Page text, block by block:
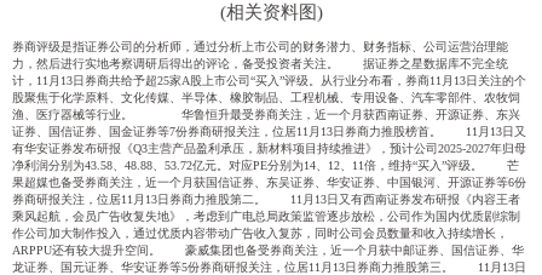
(相关资料图)
券商评级是指证券公司的分析师，通过分析上市公司的财务潜力、财务指标、公司运营治理能
力，然后进行实地考察调研后得出的评论，备受投资者关注。 据证券之星数据库不完全统
计，11月13日券商共给予超25家A股上市公司“买入”评级。从行业分布看，券商11月13日关注的个
股聚焦于化学原料、文化传媒、半导体、橡胶制品、工程机械、专用设备、汽车零部件、农牧饲
渔、医疗器械等行业。 华鲁恒升最受券商关注，近一个月获西南证券、开源证券、东兴
证券、国信证券、国金证券等7份券商研报关注，位居11月13日券商力推股榜首。 11月13日又
有华安证券发布研报《Q3主营产品盈利承压，新材料项目持续推进》，预计公司2025-2027年归母
净利润分别为43.58、48.88、53.72亿元。对应PE分别为14、12、11倍，维持“买入”评级。 芒
果超媒也备受券商关注，近一个月获国信证券、东吴证券、华安证券、中国银河、开源证券等6份
券商研报关注，位居11月13日券商力推股第二。 11月13日又有西南证券发布研报《内容王者
乘风起航，会员广告收复失地》，考虑到广电总局政策监管逐步放松，公司作为国内优质剧综制
作公司加大制作投入，通过优质内容带动广告收入复苏，同时公司会员数量和收入持续增长，
ARPPU还有较大提升空间。 豪威集团也备受券商关注，近一个月获中邮证券、国信证券、华
龙证券、国元证券、华安证券等5份券商研报关注，位居11月13日券商力推股第三。 11月13日